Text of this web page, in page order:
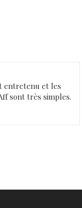
entretenu et les
sont très simples.